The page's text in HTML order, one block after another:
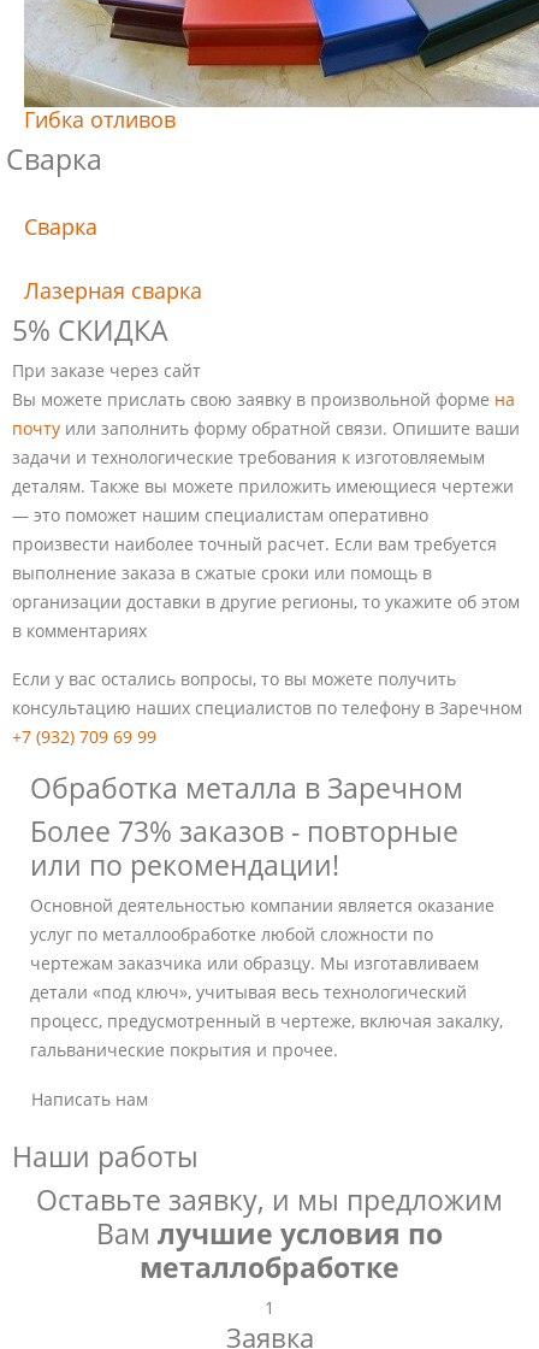
Гибка отливов
Сварка
Сварка
Лазерная сварка
5% СКИДКА
При заказе через сайт
Вы можете прислать свою заявку в произвольной форме на
почту или заполнить форму обратной связи. Опишите ваши
задачи и технологические требования к изготовляемым
деталям. Также вы можете приложить имеющиеся чертежи
— это поможет нашим специалистам оперативно
произвести наиболее точный расчет. Если вам требуется
выполнение заказа в сжатые сроки или помощь в
организации доставки в другие регионы, то укажите об этом
в комментариях
Если у вас остались вопросы, то вы можете получить
консультацию наших специалистов по телефону в Заречном
+7 (932) 709 69 99
Обработка металла в Заречном
Более 73% заказов - повторные
или по рекомендации!
Основной деятельностью компании является оказание
услуг по металлообработке любой сложности по
чертежам заказчика или образцу. Мы изготавливаем
детали «под ключ», учитывая весь технологический
процесс, предусмотренный в чертеже, включая закалку,
гальванические покрытия и прочее.
Написать нам
Наши работы
Оставьте заявку, и мы предложим
Вам лучшие условия по
металлобработке
1
Заявка